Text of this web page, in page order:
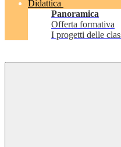
Didattica
Panoramica
Offerta formativa
I progetti delle